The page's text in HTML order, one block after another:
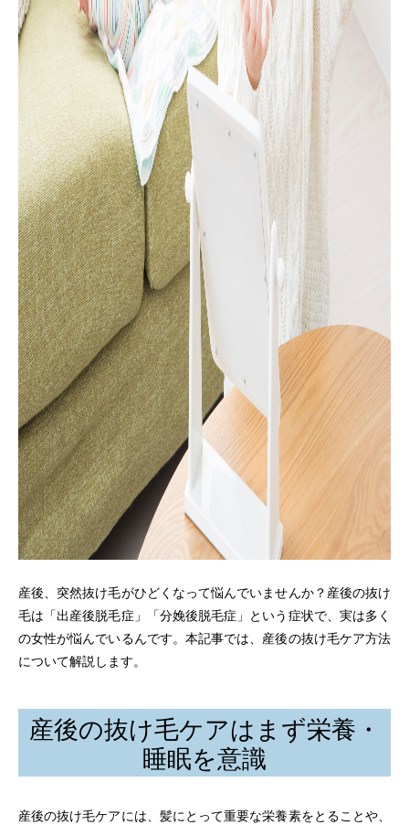
産後、突然抜け毛がひどくなって悩んでいませんか？産後の抜け
毛は「出産後脱毛症」「分娩後脱毛症」という症状で、実は多く
の女性が悩んでいるんです。本記事では、産後の抜け毛ケア方法
について解説します。
産後の抜け毛ケアはまず栄養・
睡眠を意識
産後の抜け毛ケアには、髪にとって重要な栄養素をとることや、